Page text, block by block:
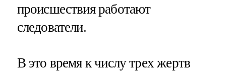
происшествия работают
следователи.
В это время к числу трех жертв